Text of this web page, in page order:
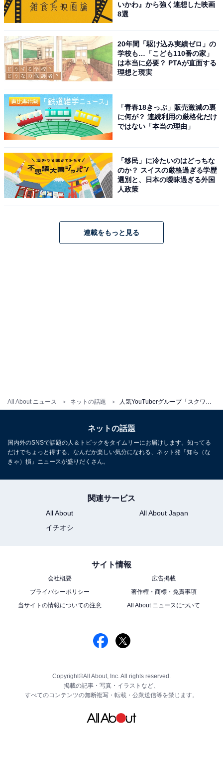
All About ニュース ネットの話題
いかわ』から強く連想した映画
8選
20年間「駆け込み実績ゼロ」の
学校も…「こども110番の家」
は本当に必要？ PTAが直面する
理想と現実
「青春18きっぷ」販売激減の裏
に何が？ 連続利用の厳格化だけ
ではない「本当の理由」
「移民」に冷たいのはどっちな
のか？ スイスの厳格過ぎる学歴
選別と、日本の曖昧過ぎる外国
人政策
連載をもっと見る
ネットの話題
国内外のSNSで話題の人＆トピックをタイムリーにお届けします。知ってる
だけでちょっと得する、なんだか楽しい気分になれる、ネット発「知ら（な
きゃ）損」ニュースが盛りだくさん。
関連サービス
All About
All About Japan
イチオシ
サイト情報
会社概要
広告掲載
プライバシーポリシー
著作権・商標・免責事項
当サイトの情報についての注意
All About ニュースについて
Copyright©All About, Inc. All rights reserved.
掲載の記事・写真・イラストなど、
すべてのコンテンツの無断複写・転載・公衆送信等を禁じます。